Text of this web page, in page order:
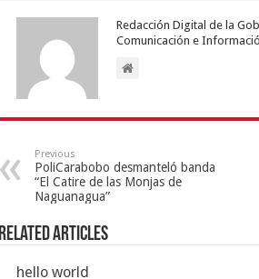
Redacción Digital de la
Comunicación e
Previous
PoliCarabobo desmanteló banda
“El Catire de las Monjas de
Naguanagua”
Related Articles
hello world